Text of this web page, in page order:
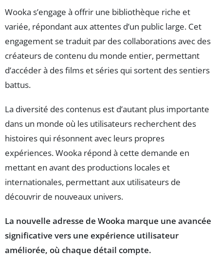
Wooka s’engage à offrir une bibliothèque riche et
variée, répondant aux attentes d’un public large. Cet
engagement se traduit par des collaborations avec des
créateurs de contenu du monde entier, permettant
d’accéder à des films et séries qui sortent des sentiers
battus.
La diversité des contenus est d’autant plus importante
dans un monde où les utilisateurs recherchent des
histoires qui résonnent avec leurs propres
expériences. Wooka répond à cette demande en
mettant en avant des productions locales et
internationales, permettant aux utilisateurs de
découvrir de nouveaux univers.
La nouvelle adresse de Wooka marque une avancée
significative vers une expérience utilisateur
améliorée, où chaque détail compte.